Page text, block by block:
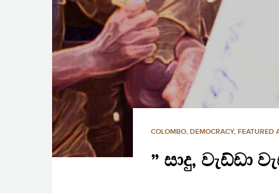
COLOMBO, DEMOCRACY, FEATURED
” සාදු, වැඩ්ඩා